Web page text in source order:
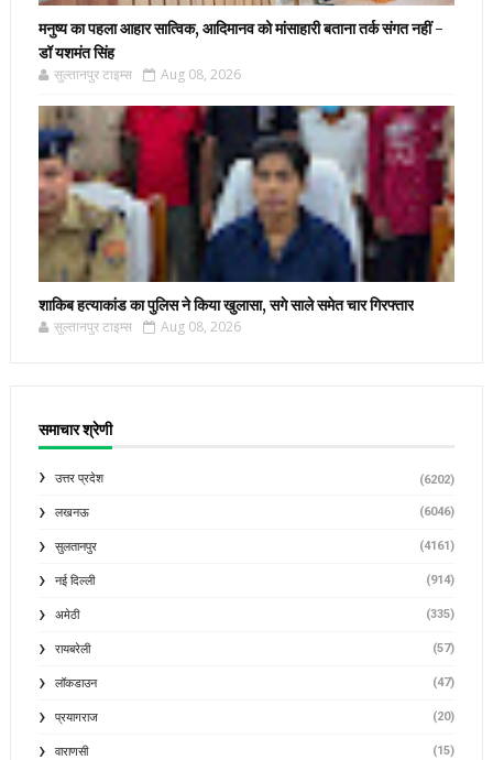
मनुष्य का पहला आहार सात्विक, आदिमानव को मांसाहारी बताना तर्क संगत नहीं -
डॉ यशमंत सिंह
सुल्तानपुर टाइम्स Aug 08, 2026
शाकिब हत्याकांड का पुलिस ने किया खुलासा, सगे साले समेत चार गिरफ्तार
सुल्तानपुर टाइम्स Aug 08, 2026
समाचार श्रेणी
उत्तर प्रदेश (6202)
लखनऊ (6046)
सुलतानपुर (4161)
नई दिल्ली (914)
अमेठी (335)
रायबरेली (57)
लॉकडाउन (47)
प्रयागराज (20)
वाराणसी (15)